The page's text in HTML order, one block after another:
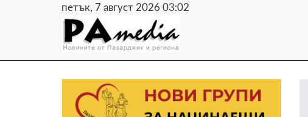
петък, 7 август 2026 03:02